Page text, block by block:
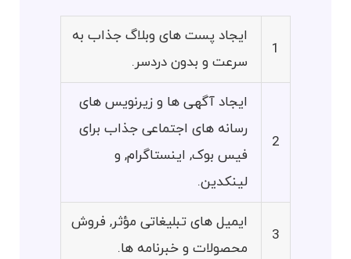
1
ایجاد پست های وبلاگ جذاب به
سرعت و بدون دردسر.
2
ایجاد آگهی ها و زیرنویس های
رسانه های اجتماعی جذاب برای
فیس بوک, اینستاگرام, و
لینکدین.
3
ایمیل های تبلیغاتی مؤثر, فروش
محصولات و خبرنامه ها.